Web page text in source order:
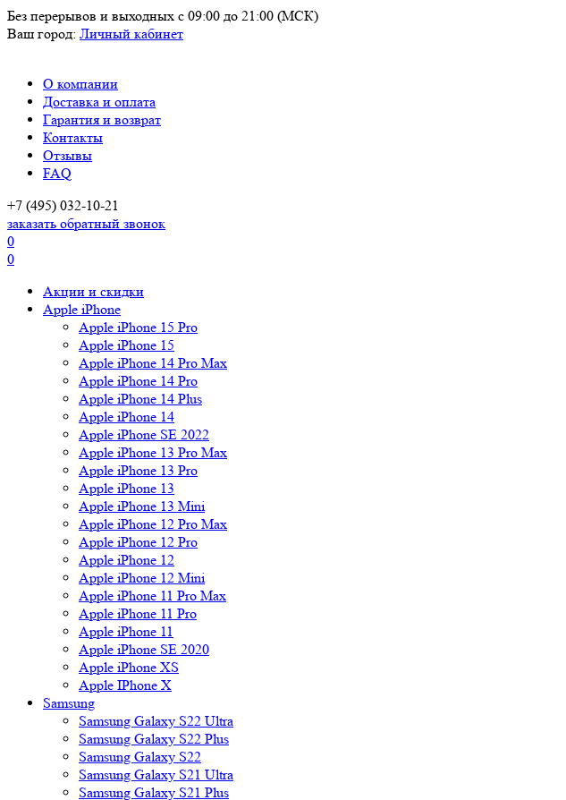
Без перерывов и выходных с 09:00 до 21:00 (МСК)
Ваш город: Личный кабинет
О компании
Доставка и оплата
Гарантия и возврат
Контакты
Отзывы
FAQ
+7 (495) 032-10-21
заказать обратный звонок
0
0
Акции и скидки
Apple iPhone
Apple iPhone 15 Pro
Apple iPhone 15
Apple iPhone 14 Pro Max
Apple iPhone 14 Pro
Apple iPhone 14 Plus
Apple iPhone 14
Apple iPhone SE 2022
Apple iPhone 13 Pro Max
Apple iPhone 13 Pro
Apple iPhone 13
Apple iPhone 13 Mini
Apple iPhone 12 Pro Max
Apple iPhone 12 Pro
Apple iPhone 12
Apple iPhone 12 Mini
Apple iPhone 11 Pro Max
Apple iPhone 11 Pro
Apple iPhone 11
Apple iPhone SE 2020
Apple iPhone XS
Apple IPhone X
Samsung
Samsung Galaxy S22 Ultra
Samsung Galaxy S22 Plus
Samsung Galaxy S22
Samsung Galaxy S21 Ultra
Samsung Galaxy S21 Plus